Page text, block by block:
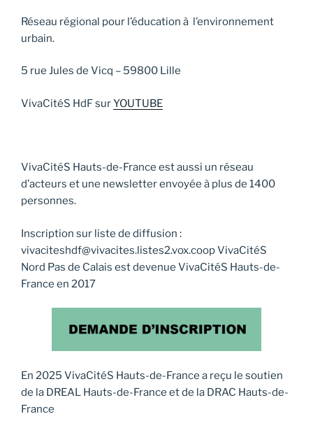
Réseau régional pour l’éducation à l’environnement
urbain.
5 rue Jules de Vicq – 59800 Lille
VivaCitéS HdF surYOUTUBE
VivaCitéS Hauts-de-France est aussi un réseau
d’acteurs et une newsletter envoyée à plus de 1400
personnes.
Inscription sur liste de diffusion :
vivaciteshdf@vivacites.listes2.vox.coop VivaCitéS
Nord Pas de Calais est devenue VivaCitéS Hauts-de-
France en 2017
En 2025 VivaCitéS Hauts-de-France a reçu le soutien
de la DREAL Hauts-de-France et de la DRAC Hauts-de-
France